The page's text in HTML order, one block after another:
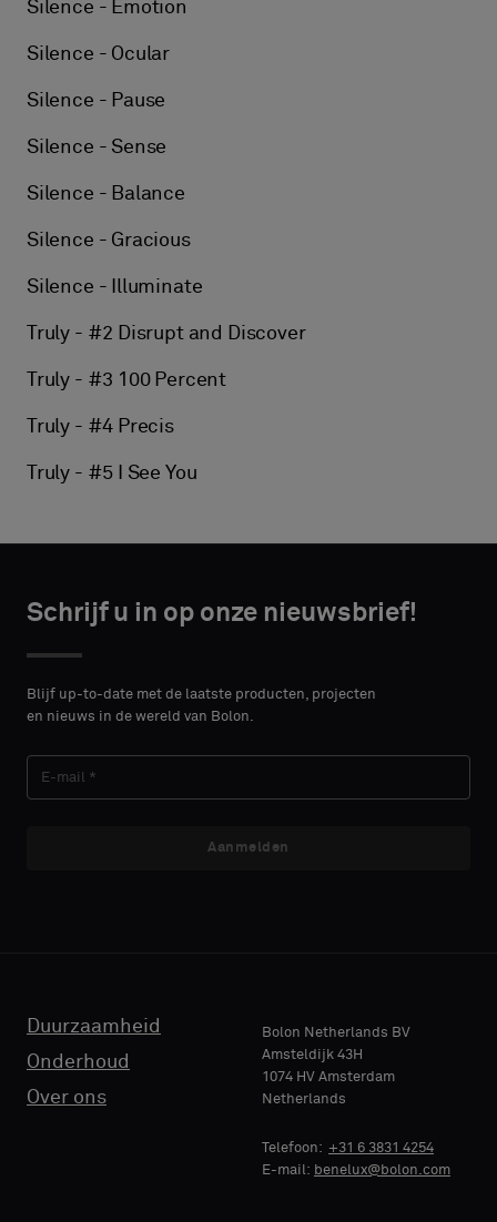
Silence - Emotion
Silence - Ocular
Silence - Pause
Silence - Sense
Silence - Balance
Silence - Gracious
Silence - Illuminate
Truly - #2 Disrupt and Discover
Truly - #3 100 Percent
Truly - #4 Precis
Truly - #5 I See You
Schrijf u in op onze nieuwsbrief!
Blijf up-to-date met de laatste producten, projecten
en nieuws in de wereld van Bolon.
Aanmelden
Duurzaamheid
Onderhoud
Over ons
Bolon Netherlands BV
Amsteldijk 43H
1074 HV Amsterdam
Netherlands
Telefoon: +31 6 3831 4254
E-mail: benelux@bolon.com